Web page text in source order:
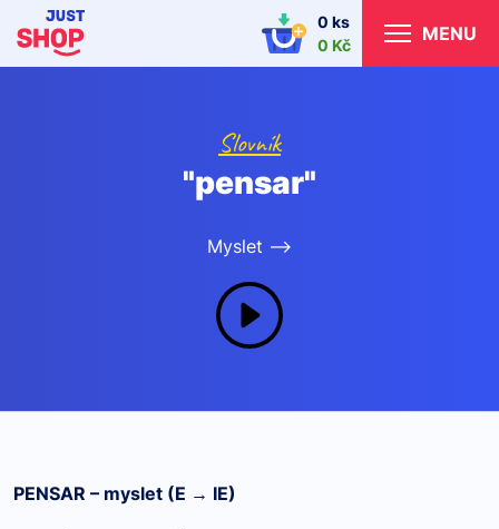
0 ks
0 Kč
MENU
Slovník
"pensar"
Myslet -->
PENSAR – myslet (E → IE)